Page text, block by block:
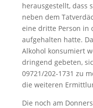
herausgestellt, dass
neben dem
eine dritte Person in
aufgehalten hatte.
Alkohol konsumiert
dringend gebeten,
09721/202-1731 zu
die weiteren
Die noch am